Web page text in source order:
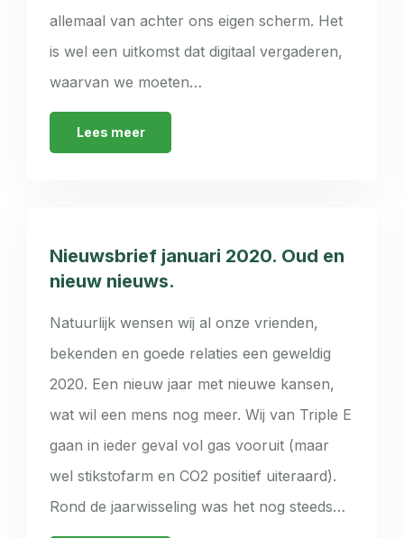
allemaal van achter ons eigen scherm. Het
is wel een uitkomst dat digitaal vergaderen,
waarvan we moeten…
Lees meer
Nieuwsbrief januari 2020. Oud en
nieuw nieuws.
Natuurlijk wensen wij al onze vrienden,
bekenden en goede relaties een geweldig
2020. Een nieuw jaar met nieuwe kansen,
wat wil een mens nog meer. Wij van Triple E
gaan in ieder geval vol gas vooruit (maar
wel stikstofarm en CO2 positief uiteraard).
Rond de jaarwisseling was het nog steeds…